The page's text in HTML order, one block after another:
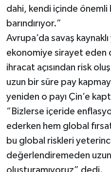
dahi, kendi içinde önemli
barındırıyor.”
Avrupa’da savaş
ekonomiye sirayet eden
ihracat açısından risk
uzun bir süre pay
yeniden o payı Çin’e
“Bizlerse içeride
ederken hem global
bu global riskleri
değerlendiremeden